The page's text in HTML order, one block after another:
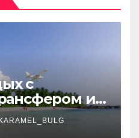
с
и
в
Таиланде
KARAMEL_BULG